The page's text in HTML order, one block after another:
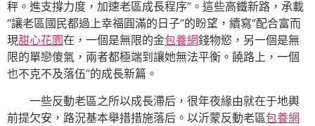
秤。進支撐力度，加速老區成長程序”。這些高鐵新路，承載
“讓老區國民都過上幸福圓滿的日子”的盼望，續寫“配合富而
現甜心花園在，一個是無限的金包養網錢物慾，另一個是無
限的單戀傻氣，兩者都極端到讓她無法平衡。饒路上，一個
也不克不及落伍”的成長新篇。
一些反動老區之所以成長滯后，很年夜緣由就在于地輿
前提欠安，路況基本舉措措施落后。以沂蒙反動老區包養網